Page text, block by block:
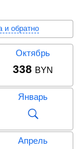
и обратно
Октябрь
338 BYN
Январь
Апрель